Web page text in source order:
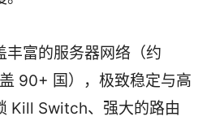
丰富的服务器网络（约
90+ 国），极致稳定与高
Kill Switch、强大的路由